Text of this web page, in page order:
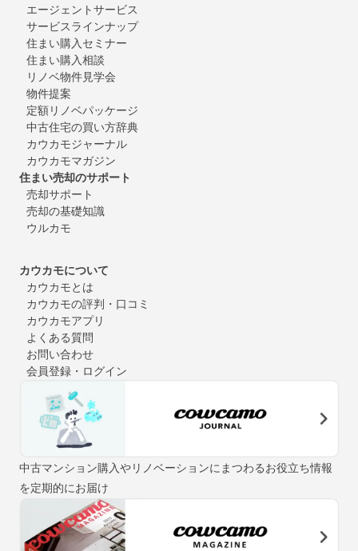
エージェントサービス
サービスラインナップ
住まい購入セミナー
住まい購入相談
リノベ物件見学会
物件提案
定額リノベパッケージ
中古住宅の買い方辞典
カウカモジャーナル
カウカモマガジン
住まい売却のサポート
売却サポート
売却の基礎知識
ウルカモ
カウカモについて
カウカモとは
カウカモの評判・口コミ
カウカモアプリ
よくある質問
お問い合わせ
会員登録・ログイン
中古マンション購入やリノベーションにまつわるお役立ち情報
を定期的にお届け